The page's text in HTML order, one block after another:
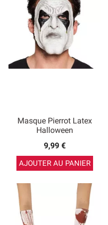
Masque Pierrot Latex
Halloween
9,99 €
AJOUTER AU PANIER